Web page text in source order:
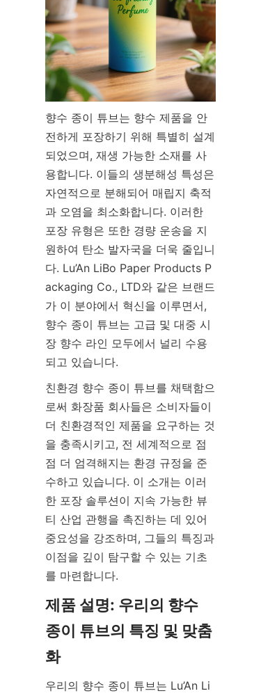
향수 종이 튜브는 향수 제품을 안
전하게 포장하기 위해 특별히 설계
되었으며, 재생 가능한 소재를 사
용합니다. 이들의 생분해성 특성은
자연적으로 분해되어 매립지 축적
과 오염을 최소화합니다. 이러한
포장 유형은 또한 경량 운송을 지
원하여 탄소 발자국을 더욱 줄입니
다. Lu’An LiBo Paper Products P
ackaging Co., LTD와 같은 브랜드
가 이 분야에서 혁신을 이루면서,
향수 종이 튜브는 고급 및 대중 시
장 향수 라인 모두에서 널리 수용
되고 있습니다.
친환경 향수 종이 튜브를 채택함으
로써 화장품 회사들은 소비자들이
더 친환경적인 제품을 요구하는 것
을 충족시키고, 전 세계적으로 점
점 더 엄격해지는 환경 규정을 준
수하고 있습니다. 이 소개는 이러
한 포장 솔루션이 지속 가능한 뷰
티 산업 관행을 촉진하는 데 있어
중요성을 강조하며, 그들의 특징과
이점을 깊이 탐구할 수 있는 기초
를 마련합니다.
제품 설명: 우리의 향수
종이 튜브의 특징 및 맞춤
화
우리의 향수 종이 튜브는 Lu’An Li